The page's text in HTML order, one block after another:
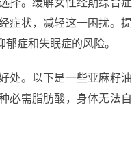
择。缓解女性经期综合症
症状，减轻这一困扰。提
症和失眠症的风险。
处。以下是一些亚麻籽油
必需脂肪酸，身体无法自